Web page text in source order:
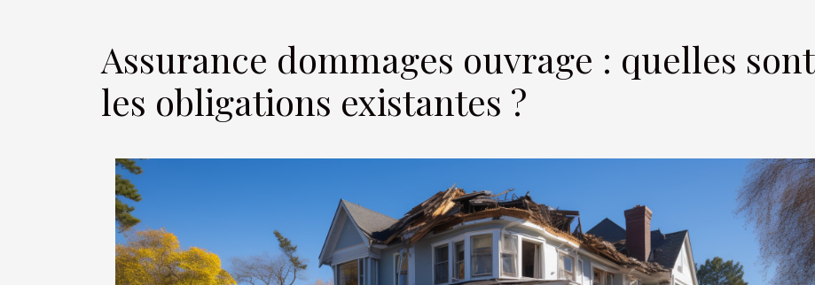
Assurance dommages ouvrage : quelles sont
les obligations existantes ?